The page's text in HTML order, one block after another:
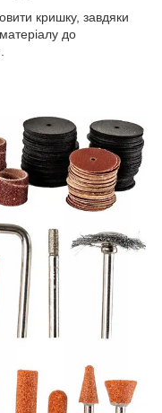
кришку, завдяки
до